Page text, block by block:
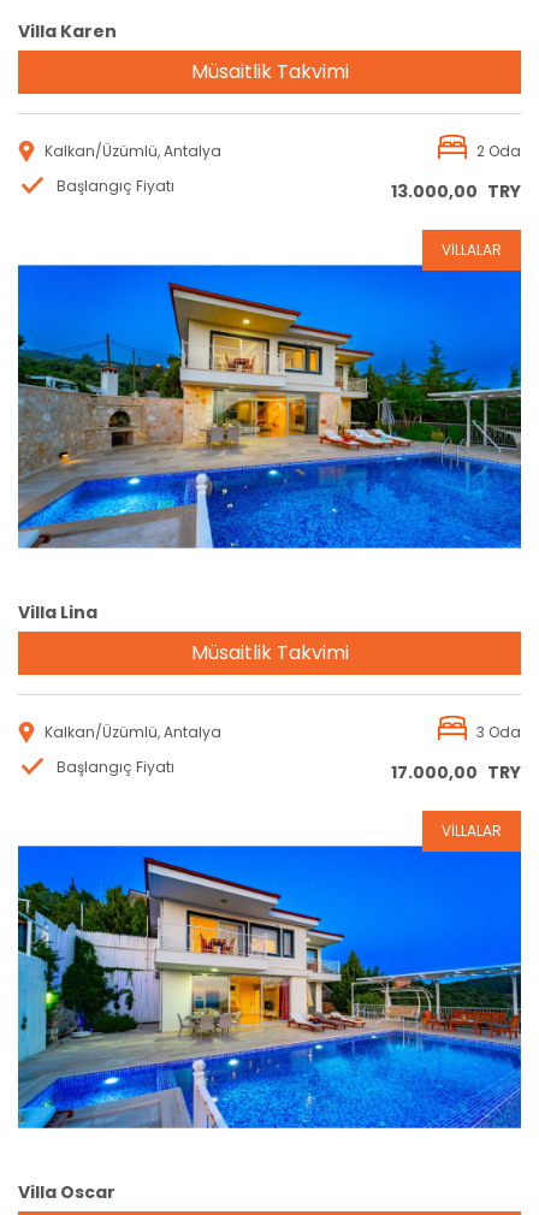
Villa Karen
Müsaitlik Takvimi
Kalkan/Üzümlü, Antalya
2 Oda
Başlangıç Fiyatı
13.000,00 TRY
Rezervasyon
VİLLALAR
Villa Lina
Müsaitlik Takvimi
Kalkan/Üzümlü, Antalya
3 Oda
Başlangıç Fiyatı
17.000,00 TRY
Rezervasyon
VİLLALAR
Villa Oscar